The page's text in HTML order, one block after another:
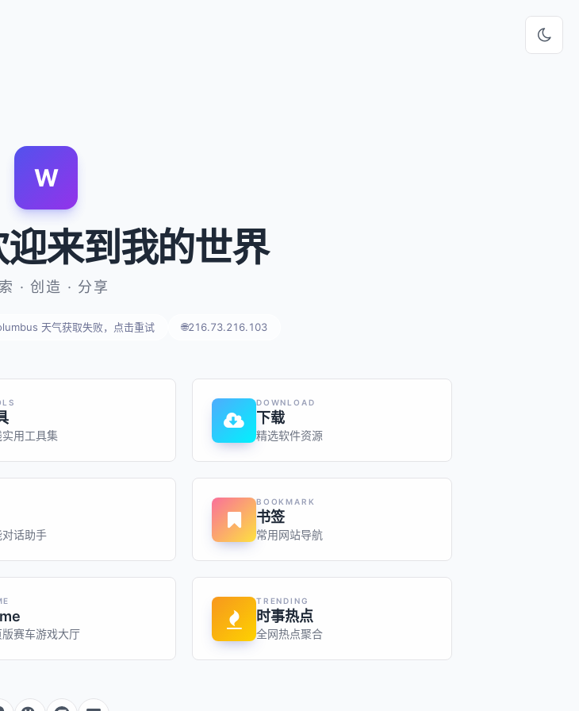
W
来到我的世界
· 创造 · 分享
天气获取失败，点击重试 🌐216.73.216.103
用工具集
DOWNLOAD
下载
精选软件资源
话助手
BOOKMARK
书签
常用网站导航
版赛车游戏大厅
TRENDING
时事热点
全网热点聚合